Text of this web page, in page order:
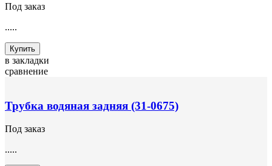
Под заказ
.....
Купить
в закладки
сравнение
Трубка водяная задняя (31-0675)
Под заказ
.....